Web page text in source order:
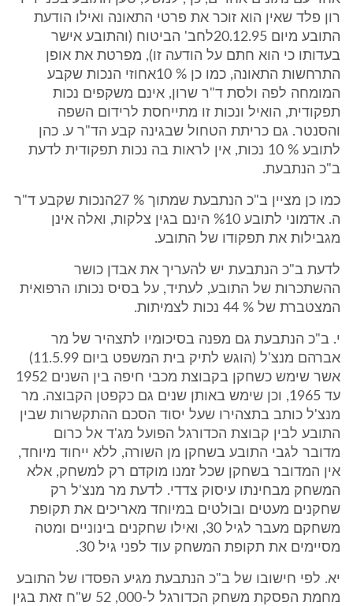
רון פלד שאין הוא זוכר את פרטי התאונה ואילו הודעת
התובע מיום 20.12.95לחב' הביטוח (והתובע אישר
בעדותו כי הוא חתם על הודעה זו), מפרטת את אופן
התרחשות התאונה, כמו כן % 10אחוזי הנכות שקבע
המומחה לפה ולסת ד"ר שרון, אינם משקפים נכות
תפקודית, הואיל ונכות זו מתייחסת לרידום השפה
והסנטר. גם כריתת הטחול שבגינה קבע הד"ר ע. כהן
לתובע % 10 נכות, אין לראות בה נכות תפקודית לדעת
ב"כ הנתבעת.
כמו כן מציין ב"כ הנתבעת שמתוך % 27הנכות שקבע ד"ר
ה. אדמוני לתובע %10 הינם בגין צלקות, ואלה אינן
מגבילות את תפקודו של התובע.
לדעת ב"כ הנתבעת יש להעריך את אבדן כושר
ההשתכרות של התובע, לעתיד, על בסיס נכותו הרפואית
המצטברת של % 44 נכות לצמיתות.
י. ב"כ הנתבעת גם מפנה בסיכומיו לתצהיר של מר
אברהם מנצ'ל (הוגש לתיק בית המשפט ביום 11.5.99)
אשר שימש כשחקן בקבוצת מכבי חיפה בין השנים 1952
עד 1965, וכן שימש באותן שנים גם כקפטן הקבוצה. מר
מנצ'ל כותב בתצהירו שעל יסוד הסכם ההתקשרות שבין
התובע לבין קבוצת הכדורגל הפועל מג'ד אל כרום
מדובר לגבי התובע בשחקן מן השורה, ללא ייחוד מיוחד,
אין המדובר בשחקן שכל זמנו מוקדם רק למשחק, אלא
המשחק מבחינתו עיסוק צדדי. לדעת מר מנצ'ל רק
שחקנים מעטים ובולטים במיוחד מאריכים את תקופת
משחקם מעבר לגיל 30, ואילו שחקנים בינוניים ומטה
מסיימים את תקופת המשחק עוד לפני גיל 30.
יא. לפי חישובו של ב"כ הנתבעת מגיע הפסדו של התובע
מחמת הפסקת משחק הכדורגל ל-000, 52 ש"ח זאת בגין